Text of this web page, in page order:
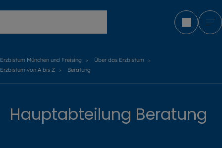
Erzbistum München und Freising
Über das Erzbistum
Erzbistum von A bis Z
Beratung
Hauptabteilung Beratung